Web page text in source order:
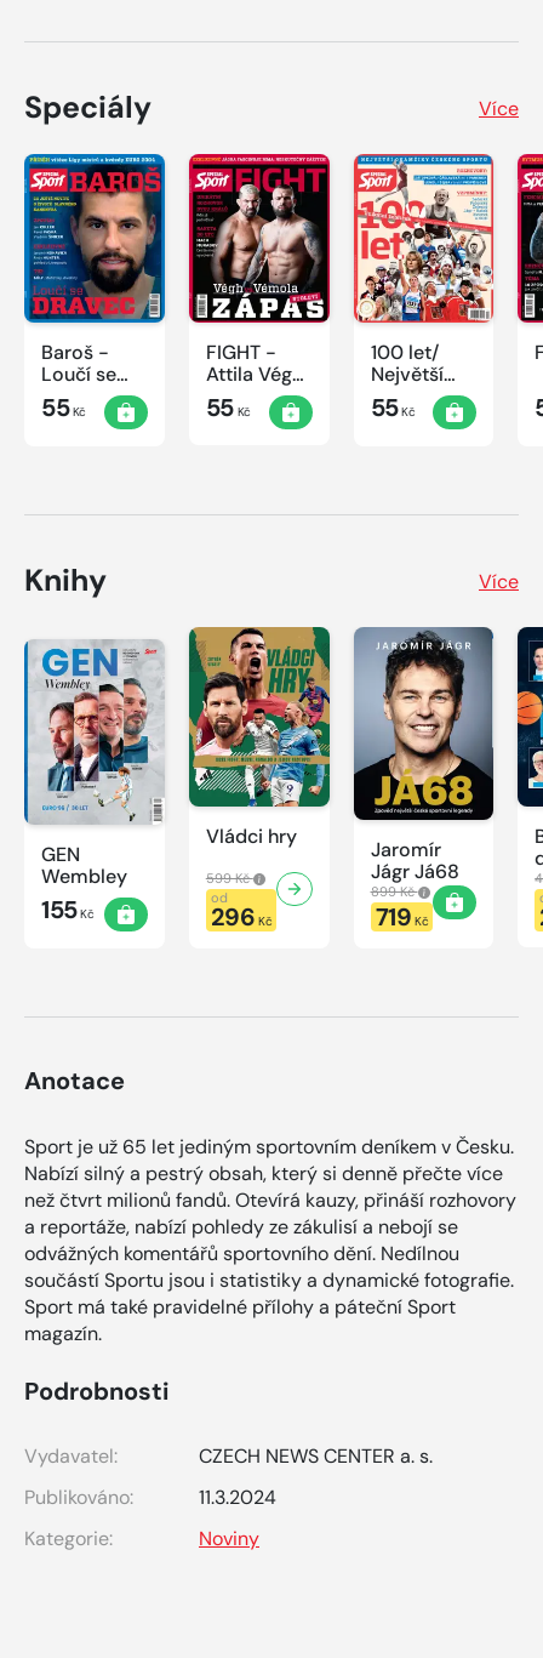
Speciály Více
Baroš -
Loučí se
dravec
55Kč
FIGHT -
Attila Végh
vs. Karlos
Vémola
55Kč
100 let/
Největší
okamžiky
českého
55Kč
Knihy Více
GEN
Wembley
155Kč
Vládci hry
599 Kč
od
296 Kč
Jaromír
Jágr Já68
899 Kč
719 Kč
Anotace
Sport je už 65 let jediným sportovním deníkem v Česku.
Nabízí silný a pestrý obsah, který si denně přečte více
než čtvrt milionů fandů. Otevírá kauzy, přináší rozhovory
a reportáže, nabízí pohledy ze zákulisí a nebojí se
odvážných komentářů sportovního dění. Nedílnou
součástí Sportu jsou i statistiky a dynamické fotografie.
Sport má také pravidelné přílohy a páteční Sport
magazín.
Podrobnosti
Vydavatel:
CZECH NEWS CENTER a. s.
Publikováno:
11.3.2024
Kategorie:
Noviny